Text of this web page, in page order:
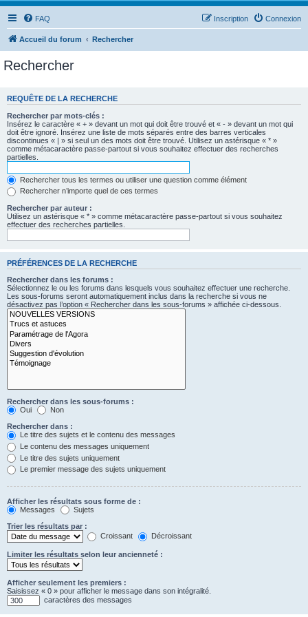
FAQ Connexion
Inscription
Accueil du forum Rechercher
Rechercher
REQUÊTE DE LA RECHERCHE
Rechercher par mots-clés :
Insérez le caractère « + » devant un mot qui doit être trouvé et « - » devant un mot qui
doit être ignoré. Insérez une liste de mots séparés entre des barres verticales
discontinues « | » si seul un des mots doit être trouvé. Utilisez un astérisque « * »
comme métacaractère passe-partout si vous souhaitez effectuer des recherches
partielles.
Rechercher tous les termes ou utiliser une question comme élément
Rechercher n’importe quel de ces termes
Rechercher par auteur :
Utilisez un astérisque « * » comme métacaractère passe-partout si vous souhaitez
effectuer des recherches partielles.
PRÉFÉRENCES DE LA RECHERCHE
Rechercher dans les forums :
Sélectionnez le ou les forums dans lesquels vous souhaitez effectuer une recherche.
Les sous-forums seront automatiquement inclus dans la recherche si vous ne
désactivez pas l’option « Rechercher dans les sous-forums » affichée ci-dessous.
Rechercher dans les sous-forums :
Oui
Non
Rechercher dans :
Le titre des sujets et le contenu des messages
Le contenu des messages uniquement
Le titre des sujets uniquement
Le premier message des sujets uniquement
Afficher les résultats sous forme de :
Messages
Sujets
Trier les résultats par :
Croissant
Décroissant
Limiter les résultats selon leur ancienneté :
Afficher seulement les premiers :
Saisissez « 0 » pour afficher le message dans son intégralité.
caractères des messages